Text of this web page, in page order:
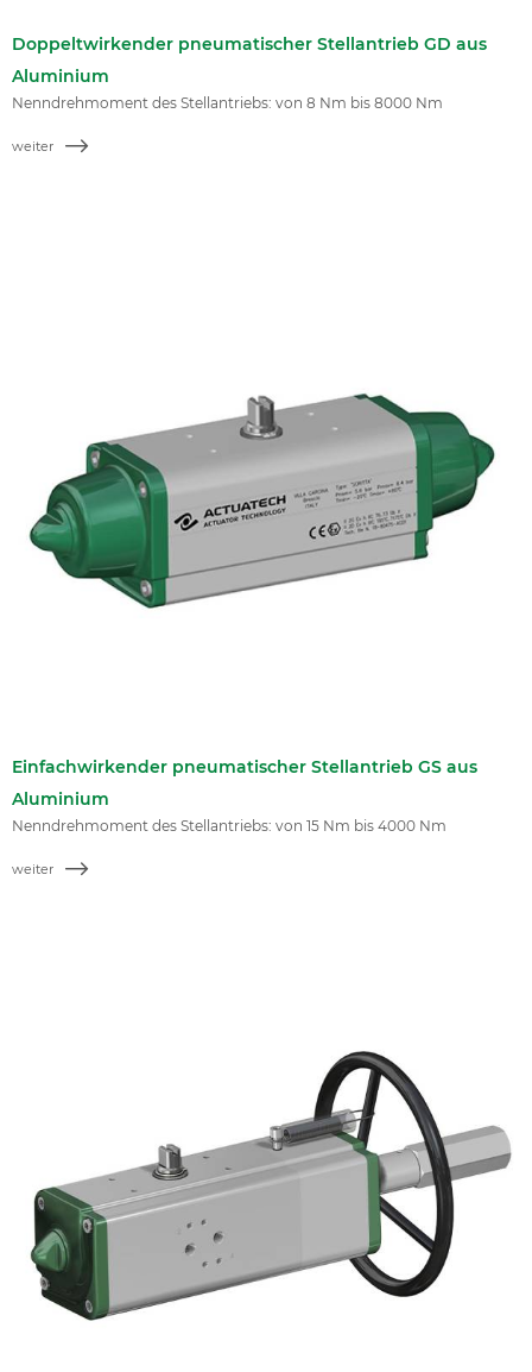
Doppeltwirkender pneumatischer Stellantrieb GD aus
Aluminium
Nenndrehmoment des Stellantriebs: von 8 Nm bis 8000 Nm
weiter
Einfachwirkender pneumatischer Stellantrieb GS aus
Aluminium
Nenndrehmoment des Stellantriebs: von 15 Nm bis 4000 Nm
weiter